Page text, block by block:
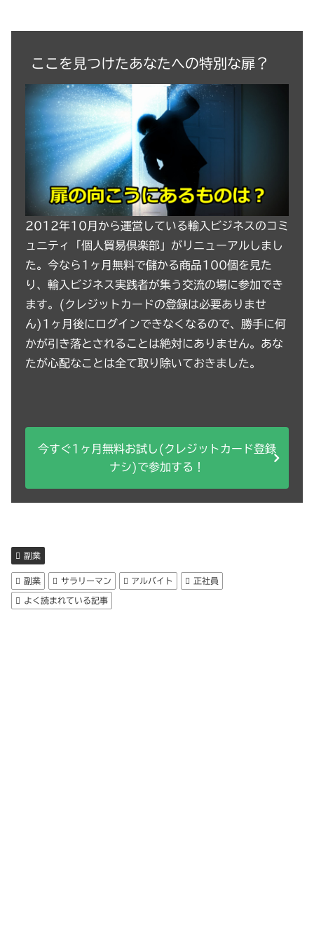
ここを見つけたあなたへの特別な扉？
2012年10月から運営している輸入ビジネスのコミ
ュニティ「個人貿易倶楽部」がリニューアルしまし
た。今なら1ヶ月無料で儲かる商品100個を見た
り、輸入ビジネス実践者が集う交流の場に参加でき
ます。(クレジットカードの登録は必要ありませ
ん)1ヶ月後にログインできなくなるので、勝手に何
かが引き落とされることは絶対にありません。あな
たが心配なことは全て取り除いておきました。
今すぐ1ヶ月無料お試し(クレジットカード登録
ナシ)で参加する！
副業
副業 サラリーマン アルバイト 正社員
よく読まれている記事